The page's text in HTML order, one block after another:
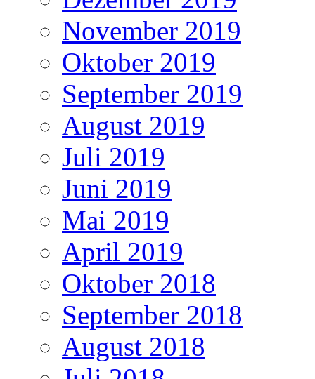
November 2019
Oktober 2019
September 2019
August 2019
Juli 2019
Juni 2019
Mai 2019
April 2019
Oktober 2018
September 2018
August 2018